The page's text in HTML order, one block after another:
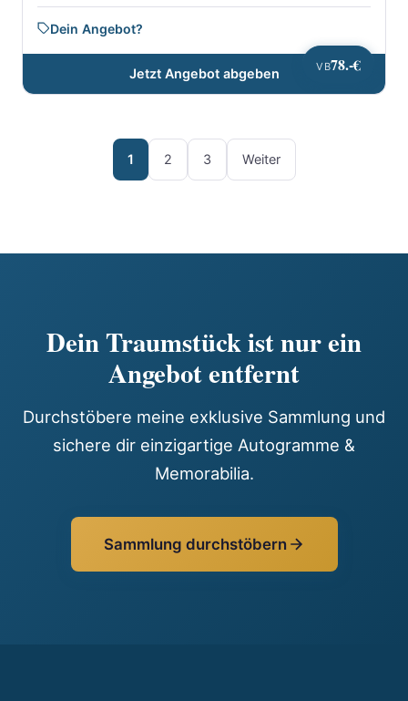
VB78.-€
Dein Angebot?
Jetzt Angebot abgeben
1 2 3 Weiter
Dein Traumstück ist nur ein
Angebot entfernt
Durchstöbere meine exklusive Sammlung und
sichere dir einzigartige Autogramme &
Memorabilia.
Sammlung durchstöbern